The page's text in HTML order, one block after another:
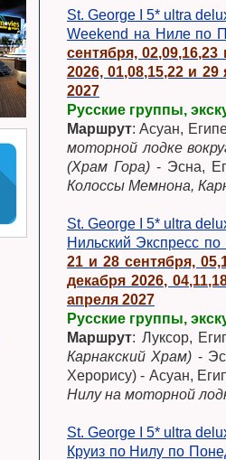
St. George I 5* ultra
Weekend на Ниле по
сентября,
2026, 01,08,15,22 и
2027
Русские группы,
Маршрут: Асуан,
моторной лодке
(Храм Гора) - Эсна,
Колоссы Мемнона,
St. George I 5* ultra
Нильский Экспресс
21 и 28 сентября,
декабря 2026,
апреля 2027
Русские группы,
Маршрут: Луксор,
Карнакский Храм) -
Херорису) - Асуан,
Нилу на моторной
St. George I 5* ultra
Круиз по Нилу по